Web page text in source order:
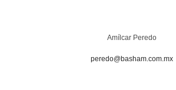
Amílcar Peredo
peredo@basham.com.mx